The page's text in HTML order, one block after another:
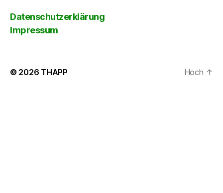
Datenschutzerklärung
Impressum
© 2026 THAPP Hoch ↑